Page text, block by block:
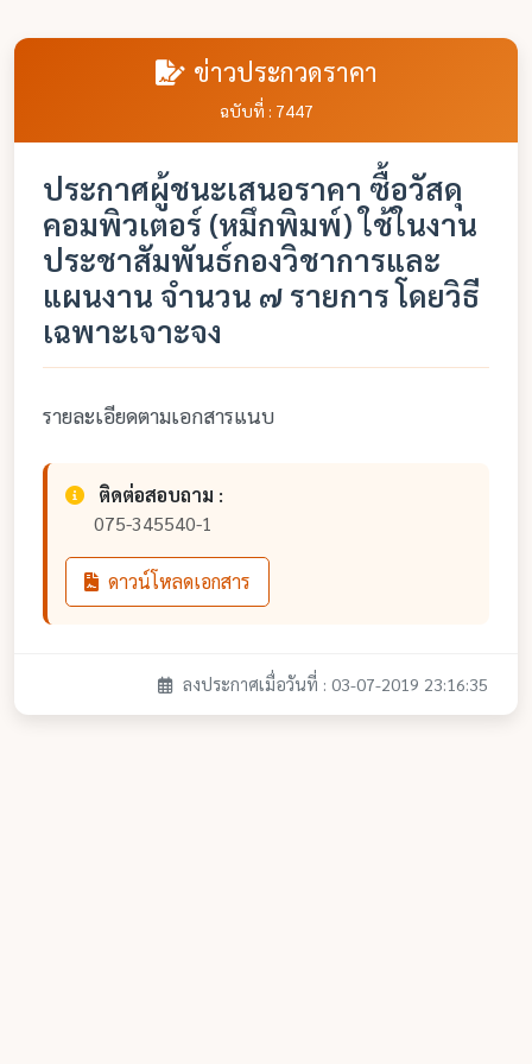
ข่าวประกวดราคา
ฉบับที่ : 7447
ประกาศผู้ชนะเสนอราคา ซื้อวัสดุ
คอมพิวเตอร์ (หมึกพิมพ์) ใช้ในงาน
ประชาสัมพันธ์กองวิชาการและ
แผนงาน จำนวน ๗ รายการ โดยวิธี
เฉพาะเจาะจง
รายละเอียดตามเอกสารแนบ
ติดต่อสอบถาม :
075-345540-1
ดาวน์โหลดเอกสาร
ลงประกาศเมื่อวันที่ : 03-07-2019 23:16:35